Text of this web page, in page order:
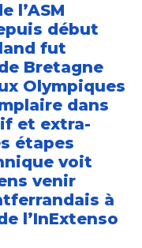
l’ASM
début
fut
Bretagne
Olympiques
dans
et extra-
étapes
voit
venir
à
l’InExtenso